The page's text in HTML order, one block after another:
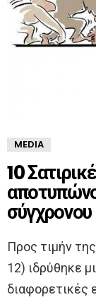
MEDIA
10
Προς τιμήν
12) ιδρύθηκε
διαφορετικές